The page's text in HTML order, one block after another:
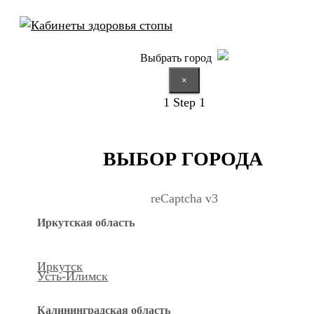
Выбрать город
×
1 Step 1
ВЫБОР ГОРОДА
reCaptcha v3
Иркутская область
Иркутск
Усть-Илимск
Калининградская область